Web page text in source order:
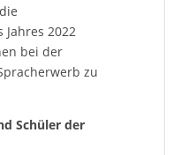
2022
bei der
zu
Schüler der